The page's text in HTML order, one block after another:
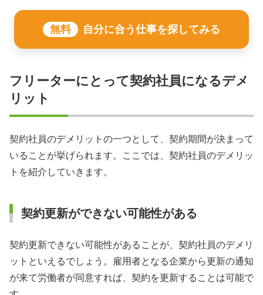
無料 自分に合う仕事を探してみる
フリーターにとって契約社員になるデメ
リット
契約社員のデメリットの一つとして、契約期間が決まって
いることが挙げられます。ここでは、契約社員のデメリッ
トを紹介していきます。
契約更新ができない可能性がある
契約更新できない可能性があることが、契約社員のデメリ
ットといえるでしょう。雇用者となる企業から更新の通知
が来て労働者が同意すれば、契約を更新することは可能で